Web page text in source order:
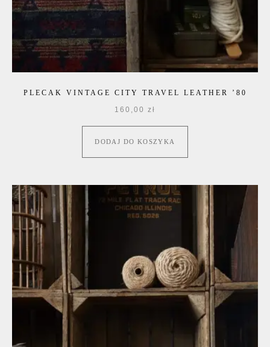
PLECAK VINTAGE CITY TRAVEL LEATHER ’80
160,00 zł
DODAJ DO KOSZYKA